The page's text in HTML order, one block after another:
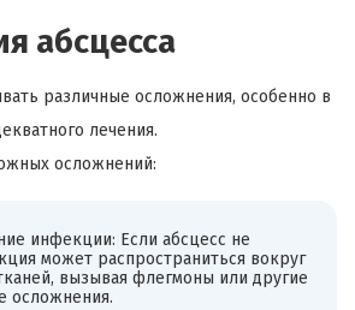
абсцесса
различные осложнения, особенно в
лечения.
осложнений:
инфекции: Если абсцесс не
может распространиться вокруг
вызывая флегмоны или другие
осложнения.